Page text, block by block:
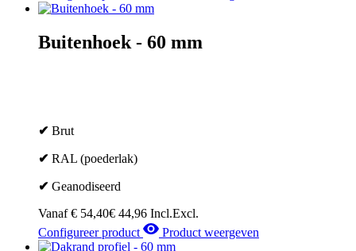
Buitenhoek - 60 mm
✔ Brut
✔ RAL (poederlak)
✔ Geanodiseerd
Vanaf € 54,40€ 44,96 Incl.Excl.
Configureer product
Product weergeven